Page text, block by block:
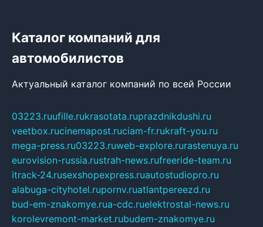
Каталог компаний для
автомобилистов
Актуальный каталог компаний по всей России
03223.ruufille.rukrasotata.ruprazdnikdushi.ru
veetbox.rucinemapost.ruciam-fr.rukraft-you.ru
mega-press.ru03223.ruweb-explore.rurastenuya.ru
eurovision-russia.rustrah-news.rufreeride-team.ru
itrack-24.rusexshopexpress.ruautostudiopro.ru
alabuga-cityhotel.rupornv.ruatlantpereezd.ru
bud-em-znakomye.rua-cdc.ruelektrostal-news.ru
korolevremont-market.rubudem-znakomye.ru